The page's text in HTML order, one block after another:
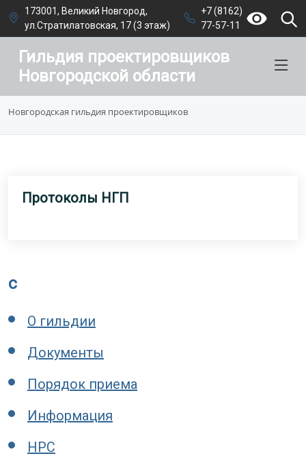
173001, Великий Новгород,
ул.Стратилатовская, 17 (3 этаж)
+7 (8162)
77-57-11
Гильдия проектировщиков
Новгородской области
Новгородская гильдия проектировщиков
Протоколы НГП
c
О гильдии
Документы
Порядок приема
Информация
НРС